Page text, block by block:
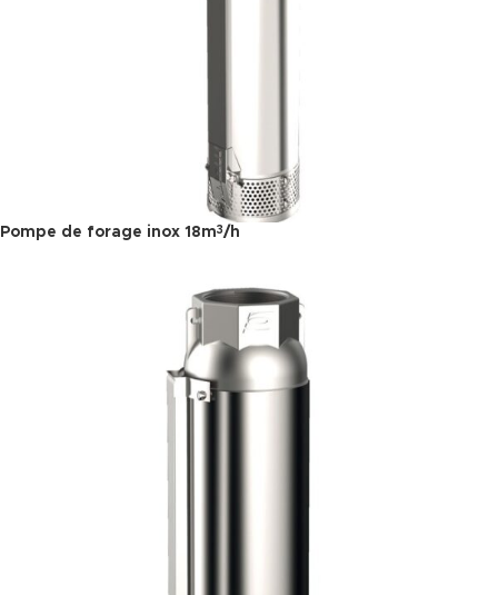
Pompe de forage inox 18m3/h